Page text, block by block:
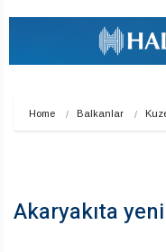
Home Balkanlar
Akaryakıta